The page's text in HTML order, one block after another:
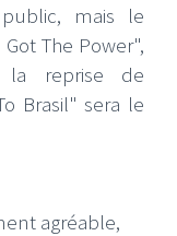
mais le
The Power",
reprise de
Brasil" sera le
agréable,